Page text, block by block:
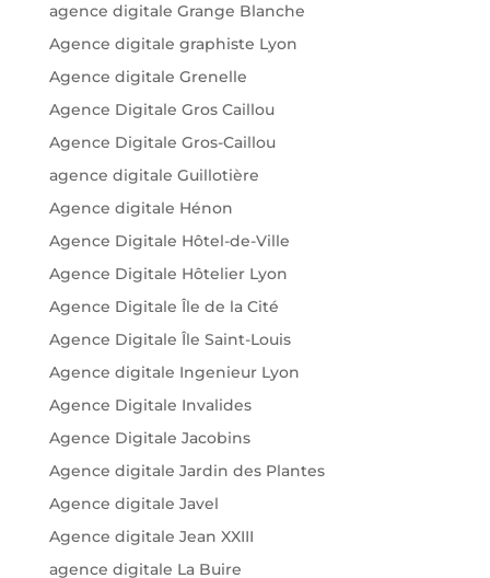
agence digitale Grange Blanche
Agence digitale graphiste Lyon
Agence digitale Grenelle
Agence Digitale Gros Caillou
Agence Digitale Gros-Caillou
agence digitale Guillotière
Agence digitale Hénon
Agence Digitale Hôtel-de-Ville
Agence Digitale Hôtelier Lyon
Agence Digitale Île de la Cité
Agence Digitale Île Saint-Louis
Agence digitale Ingenieur Lyon
Agence Digitale Invalides
Agence Digitale Jacobins
Agence digitale Jardin des Plantes
Agence digitale Javel
Agence digitale Jean XXIII
agence digitale La Buire